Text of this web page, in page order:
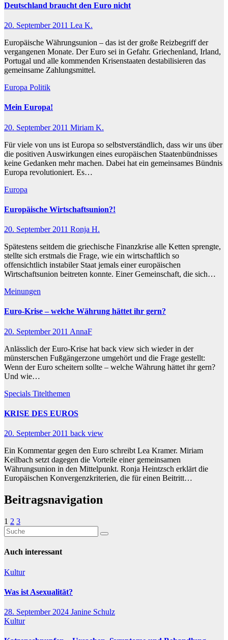
Deutschland braucht den Euro nicht
20. September 2011 Lea K.
Europäische Währungsunion – das ist der große Reizbegriff der
vergangenen Monate. Der Euro sei in Gefahr. Griechenland, Irland,
Portugal und alle kommenden Krisenstaaten destabilisieren das
gemeinsame Zahlungsmittel.
Europa Politik
Mein Europa!
20. September 2011 Miriam K.
Für viele von uns ist Europa so selbstverständlich, dass wir uns über
die positiven Auswirkungen eines europäischen Staatenbündnisses
keine Gedanken mehr machen. Dabei hat ein gemeinsames Bündnis
Europa revolutioniert. Es…
Europa
Europäische Wirtschaftsunion?!
20. September 2011 Ronja H.
Spätestens seitdem die griechische Finanzkrise alle Ketten sprengte,
stellte sich erstmals die Frage, wie ein wirtschaftlich so
offensichtlich instabiler Staat jemals einer europäischen
Wirtschaftsunion beitreten konnte. Einer Gemeinschaft, die sich…
Meinungen
Euro-Krise – welche Währung hättet ihr gern?
20. September 2011 AnnaF
Anlässlich der Euro-Krise hat back view sich wieder in der
münsterschen Fußgängerzone umgehört und die Frage gestellt:
Wenn der Euro scheitern sollte – welche Währung hättet ihr gern?
Und wie…
Specials Titelthemen
KRISE DES EUROS
20. September 2011 back view
Ein Kommentar gegen den Euro schreibt Lea Kramer. Miriam
Keilbach setzt dagegen die Vorteile einer gemeinsamen
Währungsunion in den Mittelpunkt. Ronja Heintzsch erklärt die
Europäischen Konvergenzkriterien, die für einen Beitritt…
Beitragsnavigation
1 2 3
Auch interessant
Kultur
Was ist Asexualität?
28. September 2024 Janine Schulz
Kultur